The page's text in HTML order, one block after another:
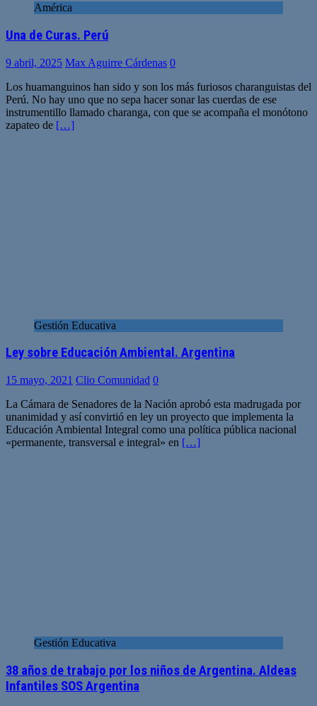
América
Una de Curas. Perú
9 abril, 2025 Max Aguirre Cárdenas 0
Los huamanguinos han sido y son los más furiosos charanguistas del
Perú. No hay uno que no sepa hacer sonar las cuerdas de ese
instrumentillo llamado charanga, con que se acompaña el monótono
zapateo de […]
Gestión Educativa
Ley sobre Educación Ambiental. Argentina
15 mayo, 2021 Clio Comunidad 0
La Cámara de Senadores de la Nación aprobó esta madrugada por
unanimidad y así convirtió en ley un proyecto que implementa la
Educación Ambiental Integral como una política pública nacional
«permanente, transversal e integral» en […]
Gestión Educativa
38 años de trabajo por los niños de Argentina. Aldeas
Infantiles SOS Argentina